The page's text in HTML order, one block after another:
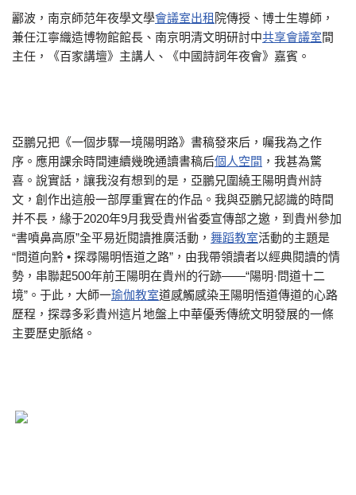
酈波，南京師范年夜學文學會議室出租 院傳授、博士生導師，
兼任江寧織造博物館館長、南京明清文明研討中共享會議室間
主任，《百家講壇》主講人、《中國詩詞年夜會》嘉賓。
亞鵬兄把《一個步驟一境陽明路》書稿發來后，囑我為之作
序。應用課余時間連續幾晚通讀書稿后個人空間 ，我甚為驚
喜。說實話，讓我沒有想到的是，亞鵬兄圍繞王陽明貴州詩
文，創作出這般一部厚重實在的作品。我與亞鵬兄認識的時間
并不長，緣于2020年9月我受貴州省委宣傳部之邀，到貴州參加
“書噴鼻高原”全平易近閱讀推廣活動， 舞蹈教室活動的主題是
“問道向黔 • 探尋陽明悟道之路”，由我帶領讀者以經典閱讀的情
勢，串聯起500年前王陽明在貴州的行跡——“陽明·問道十二
境”。于此，大師一瑜伽教室道感觸感染王陽明悟道傳道的心路
歷程，探尋多彩貴州這片地盤上中華優秀傳統文明發展的一條
主要歷史脈絡。